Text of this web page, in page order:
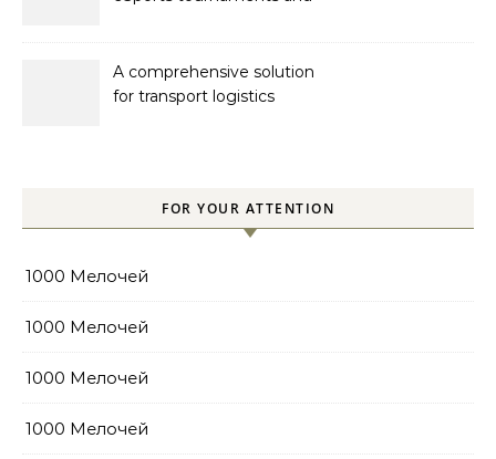
A comprehensive solution
for transport logistics
FOR YOUR ATTENTION
1000 Мелочей
1000 Мелочей
1000 Мелочей
1000 Мелочей